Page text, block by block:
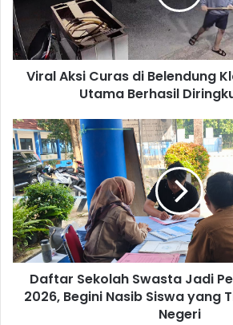
Klari,
Satu
Pelaku
Utama
Berhasil
Viral Aksi Curas di Belendung
Utama Berhasil
Daftar
Sekolah
Swasta
Jadi
Penyangga
PPDB
2026,
Begini
Nasib
Siswa
yang
Daftar Sekolah Swasta Jadi
2026, Begini Nasib Siswa yang
Negeri